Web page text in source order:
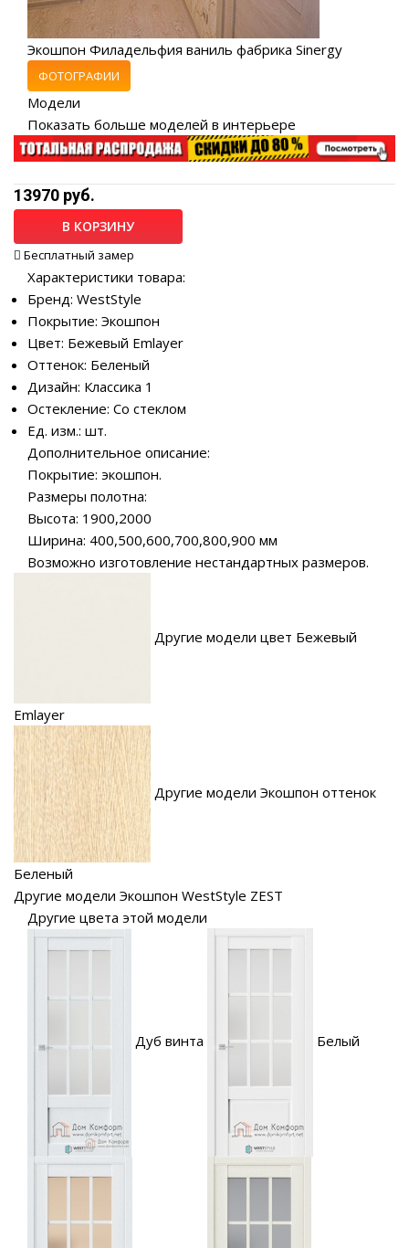
Экошпон Филадельфия ваниль фабрика Sinergy
ФОТОГРАФИИ
Модели
Показать больше моделей в интерьере
13970 руб.
В КОРЗИНУ
Бесплатный замер
Характеристики товара:
Бренд: WestStyle
Покрытие: Экошпон
Цвет: Бежевый Emlayer
Оттенок: Беленый
Дизайн: Классика 1
Остекление: Со стеклом
Ед. изм.: шт.
Дополнительное описание:
Покрытие: экошпон.
Размеры полотна:
Высота: 1900,2000
Ширина: 400,500,600,700,800,900 мм
Возможно изготовление нестандартных размеров.
Другие модели цвет Бежевый
Emlayer
Другие модели Экошпон оттенок
Беленый
Другие модели Экошпон WestStyle ZEST
Другие цвета этой модели
Дуб винта Белый